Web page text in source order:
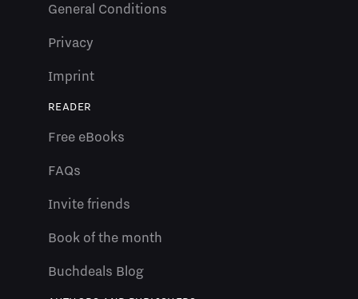
General Conditions
Privacy
Imprint
READER
Free eBooks
FAQs
Invite friends
Book of the month
Buchdeals Blog